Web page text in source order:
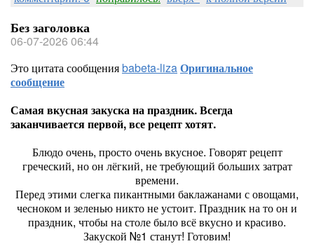
Без заголовка
06-07-2026 06:44
Это цитата сообщенияbabeta-lizaОригинальное
сообщение
Самая вкусная закуска на праздник. Всегда
заканчивается первой, все рецепт хотят.
Блюдо очень, просто очень вкусное. Говорят рецепт
греческий, но он лёгкий, не требующий больших затрат
времени.
Перед этими слегка пикантными баклажанами с овощами,
чесноком и зеленью никто не устоит. Праздник на то он и
праздник, чтобы на столе было всё вкусно и красиво.
Закуской №1 станут! Готовим!